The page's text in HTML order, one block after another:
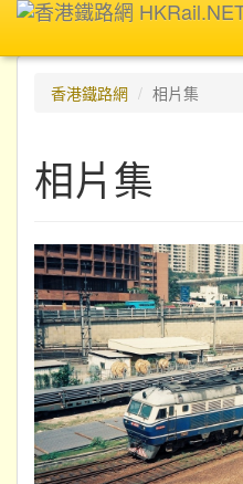
香港鐵路網
相片集
相片集